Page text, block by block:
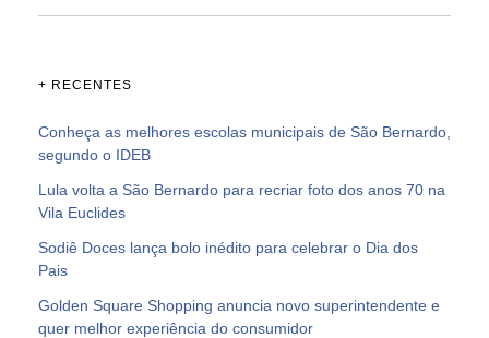
+ RECENTES
Conheça as melhores escolas municipais de São Bernardo,
segundo o IDEB
Lula volta a São Bernardo para recriar foto dos anos 70 na
Vila Euclides
Sodiê Doces lança bolo inédito para celebrar o Dia dos
Pais
Golden Square Shopping anuncia novo superintendente e
quer melhor experiência do consumidor